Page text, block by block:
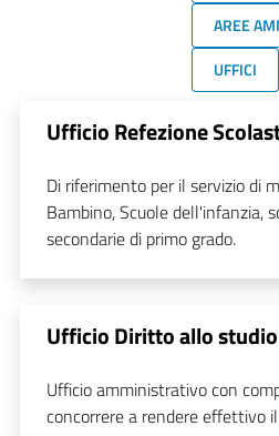
AREE
UFFICI
Ufficio Refezione
Di riferimento per il servizio di
Bambino, Scuole dell'infanzia,
secondarie di primo grado.
Ufficio Diritto allo studio
Ufficio amministrativo con
concorrere a rendere effettivo